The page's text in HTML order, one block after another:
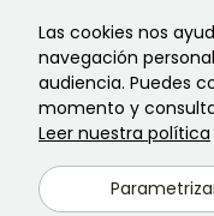
Las cookies nos
navegación
audiencia. Puedes
momento y
Leer nuestra política
Promessedefleurs.ch
Información legal
Promesse de fleurs,